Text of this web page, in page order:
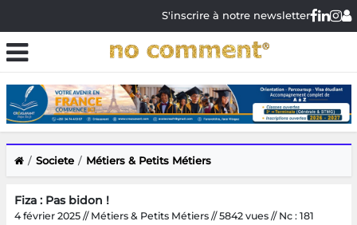
S'inscrire à notre newsletter
Societe Métiers & Petits Métiers
Fiza : Pas bidon !
4 février 2025 // Métiers & Petits Métiers // 5842 vues // Nc : 181